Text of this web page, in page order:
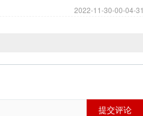
2022-11-30-00-04-31
提交评论